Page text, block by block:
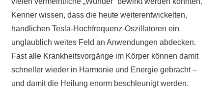
Kenner wissen, dass die heute weiterentwickelten,
handlichen Tesla-Hochfrequenz-Oszillatoren ein
unglaublich weites Feld an Anwendungen abdecken.
Fast alle Krankheitsvorgänge im Körper können damit
schneller wieder in Harmonie und Energie gebracht –
und damit die Heilung enorm beschleunigt werden.